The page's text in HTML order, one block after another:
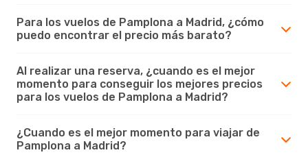
Para los vuelos de Pamplona a Madrid, ¿cómo
puedo encontrar el precio más barato?
Al realizar una reserva, ¿cuando es el mejor
momento para conseguir los mejores precios
para los vuelos de Pamplona a Madrid?
¿Cuando es el mejor momento para viajar de
Pamplona a Madrid?